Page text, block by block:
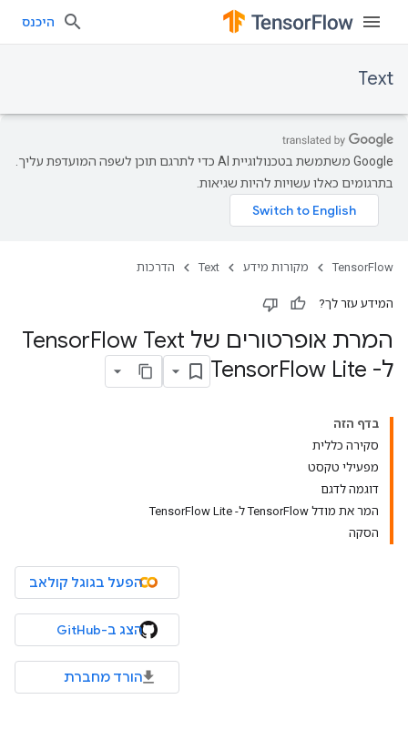
היכנס
Text
‫Google משתמשת בטכנולוגיית AI כדי לתרגם תוכן לשפה המועדפת עליך.
בתרגומים כאלו עשויות להיות שגיאות.
TensorFlow מקורות מידע Text הדרכות
המידע עזר לך?
המרת אופרטורים של Tensor Flow Text
ל- Tensor Flow Lite
בדף הזה
סקירה כללית
מפעילי טקסט
דוגמה לדגם
המר את מודל TensorFlow ל- TensorFlow Lite
הסקה
הפעל בגוגל קולאב
הצג ב-GitHub
הורד מחברת